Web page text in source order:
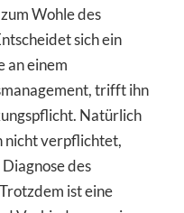
Wohle des
sich ein
an einem
trifft ihn
Natürlich
nicht verpflichtet,
des
ist eine